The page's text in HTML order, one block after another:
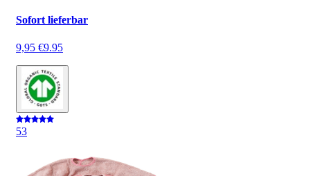
Sofort lieferbar
9,95 €9.95
53